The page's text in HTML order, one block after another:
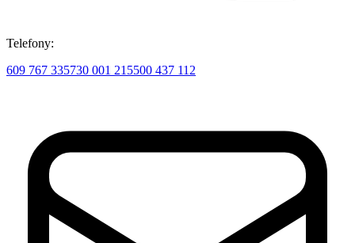
Telefony:
609 767 335730 001 215500 437 112